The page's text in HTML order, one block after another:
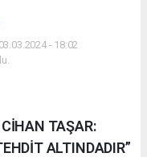
- 18:02
TAŞAR:
ALTINDADIR”